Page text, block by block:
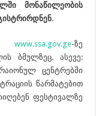
მონაწილეობის
www.ssa.gov.ge-ზე
ბმულზეც. ასევე:
ცენტრებში
წარმატებით
ფესტივალზე